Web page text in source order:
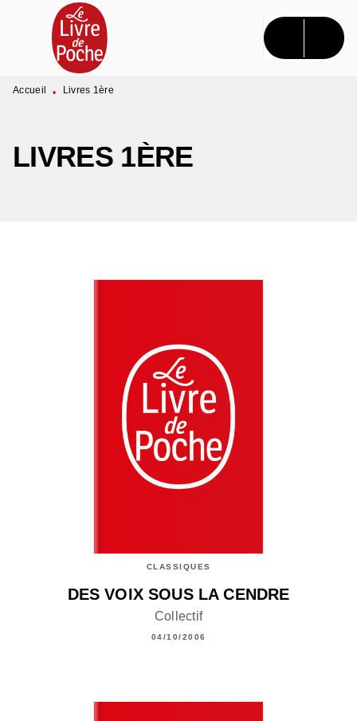
MENU RECHERCHE CONTENU
PIED DE PAGE
Accueil • Livres 1ère
LIVRES 1ÈRE
CLASSIQUES
DES VOIX SOUS LA CENDRE
Collectif
04/10/2006